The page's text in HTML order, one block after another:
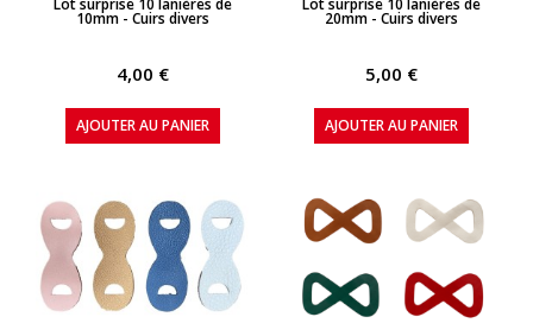
10mm - Cuirs divers
4,00 €
AJOUTER AU PANIER
20mm - Cuirs divers
5,00 €
AJOUTER AU PANIER